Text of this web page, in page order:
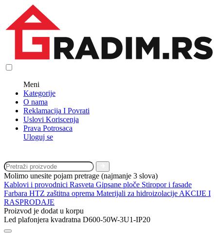
Meni
Kategorije
O nama
Reklamacija I Povrati
Uslovi Koriscenja
Prava Potrosaca
Uloguj se
Molimo unesite pojam pretrage (najmanje 3 slova)
Kablovi i provodnici Rasveta Gipsane ploče Stiropor i fasade
Farbara HTZ zaštitna oprema Materijali za hidroizolacije AKCIJE I
RASPRODAJE
Proizvod je dodat u korpu
Led plafonjera kvadratna D600-50W-3U1-IP20